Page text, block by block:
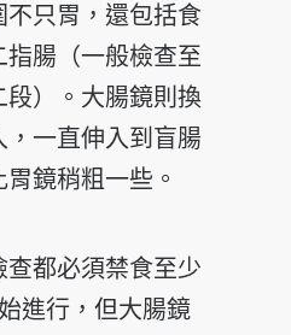
不只胃，還包括食
腸（一般檢查至
段）。大腸鏡則換
，一直伸入到盲腸
鏡稍粗一些。
查都必須禁食至少
進行，但大腸鏡